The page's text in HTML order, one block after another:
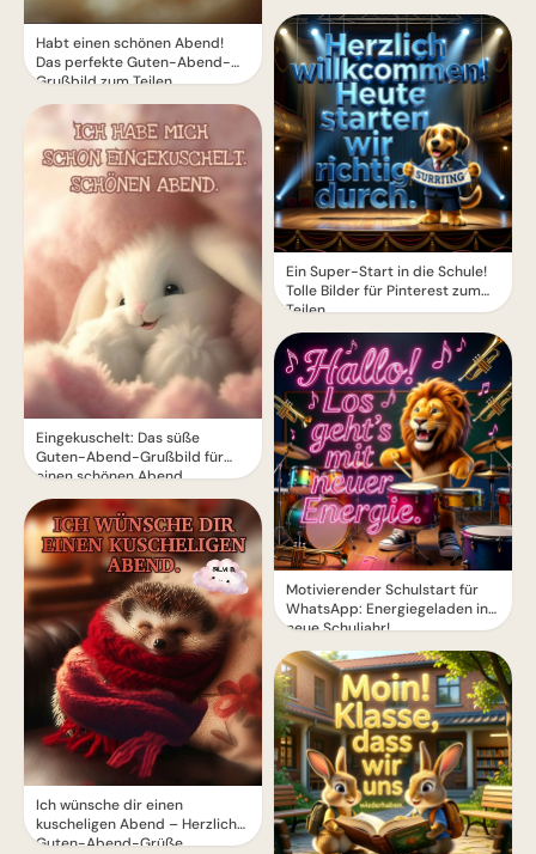
Habt einen schönen Abend!
Das perfekte Guten-Abend-
Grußbild zum Teilen.
Eingekuschelt: Das süße
Guten-Abend-Grußbild für
einen schönen Abend
Ich wünsche dir einen
kuscheligen Abend – Herzliche
Guten-Abend-Grüße
Ein Super-Start in die Schule!
Tolle Bilder für Pinterest zum
Teilen.
Motivierender Schulstart für
WhatsApp: Energiegeladen ins
neue Schuljahr!